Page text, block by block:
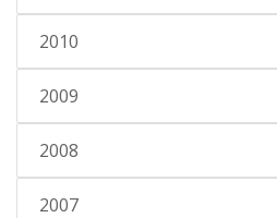
2010
2009
2008
2007